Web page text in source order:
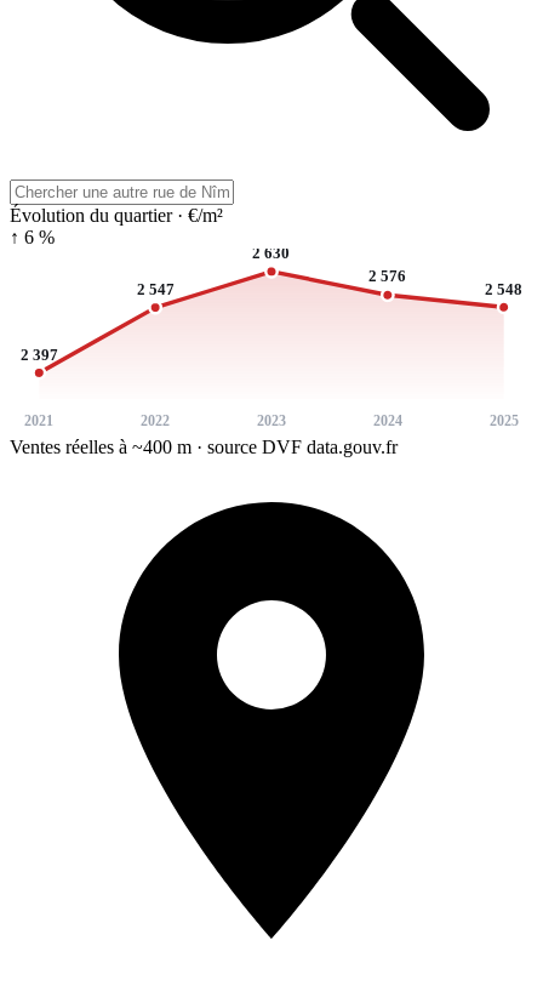
Évolution du quartier · €/m²
↑ 6 %
2 397
2021
2 547
2022
2 630
2023
2 576
2024
2 548
2025
Ventes réelles à ~400 m · source DVF data.gouv.fr